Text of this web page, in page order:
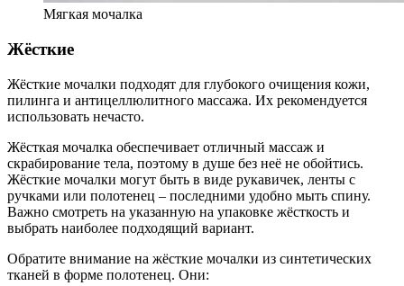
Мягкая мочалка
Жёсткие
Жёсткие мочалки подходят для глубокого очищения кожи,
пилинга и антицеллюлитного массажа. Их рекомендуется
использовать нечасто.
Жёсткая мочалка обеспечивает отличный массаж и
скрабирование тела, поэтому в душе без неё не обойтись.
Жёсткие мочалки могут быть в виде рукавичек, ленты с
ручками или полотенец – последними удобно мыть спину.
Важно смотреть на указанную на упаковке жёсткость и
выбрать наиболее подходящий вариант.
Обратите внимание на жёсткие мочалки из синтетических
тканей в форме полотенец. Они: